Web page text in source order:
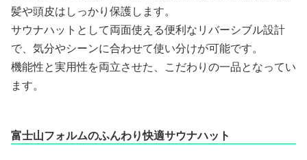
髪や頭皮はしっかり保護します。
サウナハットとして両面使える便利なリバーシブル設計
で、気分やシーンに合わせて使い分けが可能です。
機能性と実用性を両立させた、こだわりの一品となってい
ます。
富士山フォルムのふんわり快適サウナハット